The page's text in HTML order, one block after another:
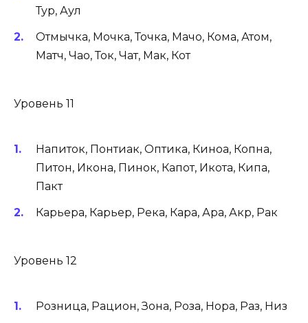
Тур, Аул
Отмычка, Мочка, Точка, Мачо, Кома, Атом,
Матч, Чао, Ток, Чат, Мак, Кот
Уровень 11
Напиток, Понтиак, Оптика, Киноа, Копна,
Питон, Икона, Пинок, Капот, Икота, Кипа,
Пакт
Карьера, Карьер, Река, Кара, Ара, Акр, Рак
Уровень 12
Розница, Рацион, Зона, Роза, Нора, Раз, Низ